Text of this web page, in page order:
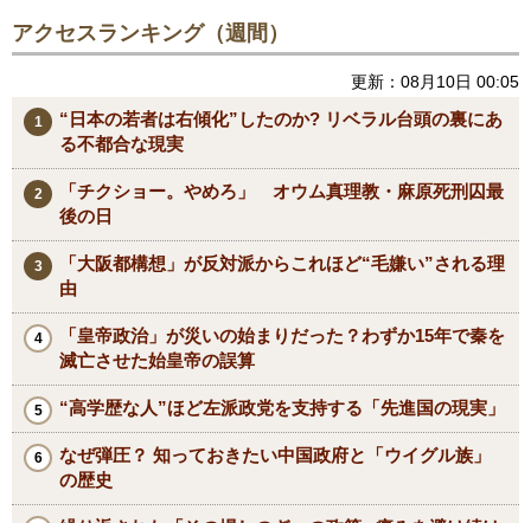
アクセスランキング（週間）
更新：08月10日 00:05
“日本の若者は右傾化”したのか? リベラル台頭の裏にあ
る不都合な現実
「チクショー。やめろ」 オウム真理教・麻原死刑囚最
後の日
「大阪都構想」が反対派からこれほど“毛嫌い”される理
由
「皇帝政治」が災いの始まりだった？わずか15年で秦を
滅亡させた始皇帝の誤算
“高学歴な人”ほど左派政党を支持する「先進国の現実」
なぜ弾圧？ 知っておきたい中国政府と「ウイグル族」
の歴史